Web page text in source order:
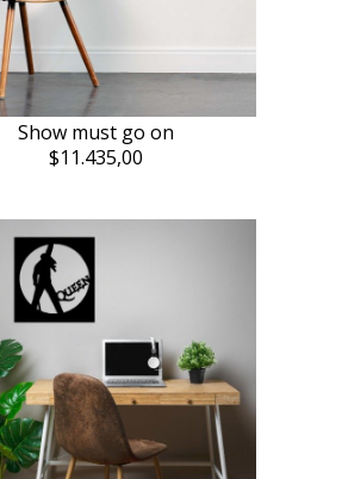
Show must go on
$11.435,00